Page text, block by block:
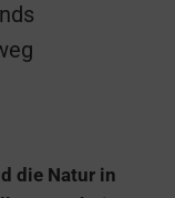
die Natur in